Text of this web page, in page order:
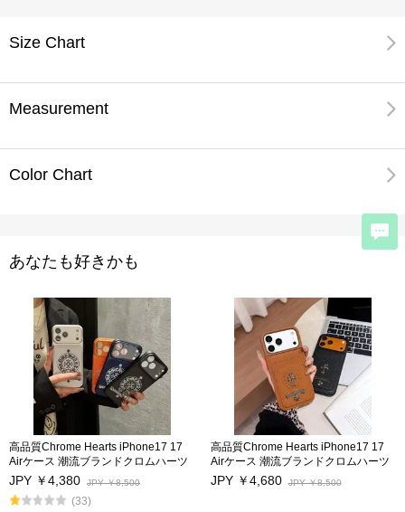
Size Chart
Measurement
Color Chart
あなたも好きかも
高品質Chrome Hearts iPhone17 17
Airケース 潮流ブランドクロムハーツ
アイフォン17プロ/17Pro Max保護カ
バー男女兼用 iphone16/16Pro/16Pro
Max携帯スマホケースカードポケット
JPY ￥4,380 JPY ￥8,500
(33)
高品質Chrome Hearts iPhone17 17
Airケース 潮流ブランドクロムハーツ
アイフォン17プロ/17Pro Max保護カ
バー男女兼用 iphone16/16Pro/16Pro
JPY ￥4,680 JPY ￥8,500